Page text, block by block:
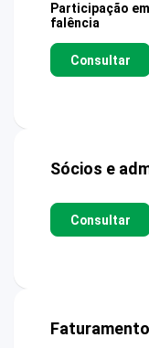
Participação em
falência
Consultar
Sócios e
Consultar
Faturamento